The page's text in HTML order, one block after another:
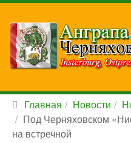
Главная Новости
Под Черняховском
на встречной